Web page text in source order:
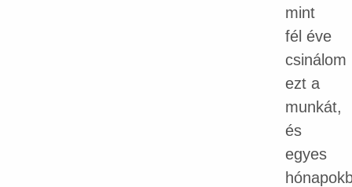
mint
fél éve
csinálom
ezt a
munkát,
és
egyes